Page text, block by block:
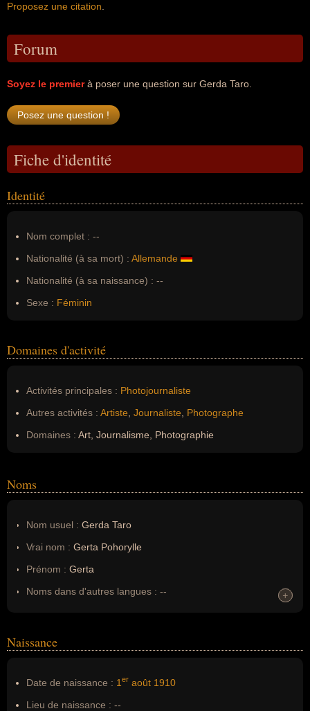
Proposez une citation
Forum
Soyez le premierà poser une question sur Gerda Taro.
Fiche d'identité
Identité
Nom complet : --
Nationalité (à sa mort) : Allemande
Nationalité (à sa naissance) : --
Sexe : Féminin
Domaines d'activité
Activités principales : Photojournaliste
Autres activités : Artiste Journaliste
Photographe
Domaines : Art, Journalisme, Photographie
Noms
Nom usuel : Gerda Taro
Vrai nom : Gerta Pohorylle
Prénom : Gerta
Noms dans d'autres langues : --
Nom de famille :Pohorylle
+
+
Naissance
Date de naissance : 1 er août 1910
Lieu de naissance : --